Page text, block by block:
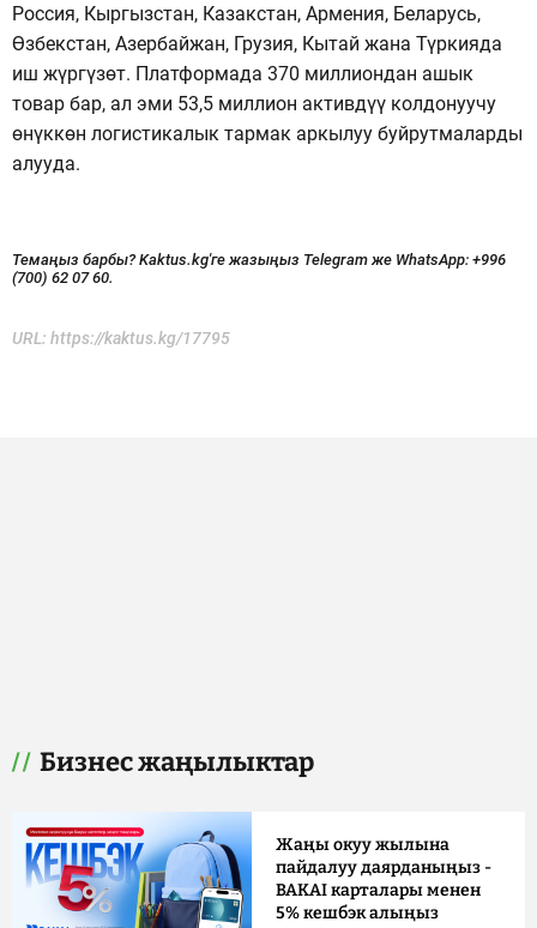
Россия, Кыргызстан, Казакстан, Армения, Беларусь,
Өзбекстан, Азербайжан, Грузия, Кытай жана Түркияда
иш жүргүзөт. Платформада 370 миллиондан ашык
товар бар, ал эми 53,5 миллион активдүү колдонуучу
өнүккөн логистикалык тармак аркылуу буйрутмаларды
алууда.
Темаңыз барбы? Kaktus.kg'ге жазыңыз Telegram же WhatsApp: +996
(700) 62 07 60.
URL: https://kaktus.kg/17795
Бизнес жаңылыктар
Жаңы окуу жылына
пайдалуу даярданыңыз -
BAKAI карталары менен
5% кешбэк алыңыз